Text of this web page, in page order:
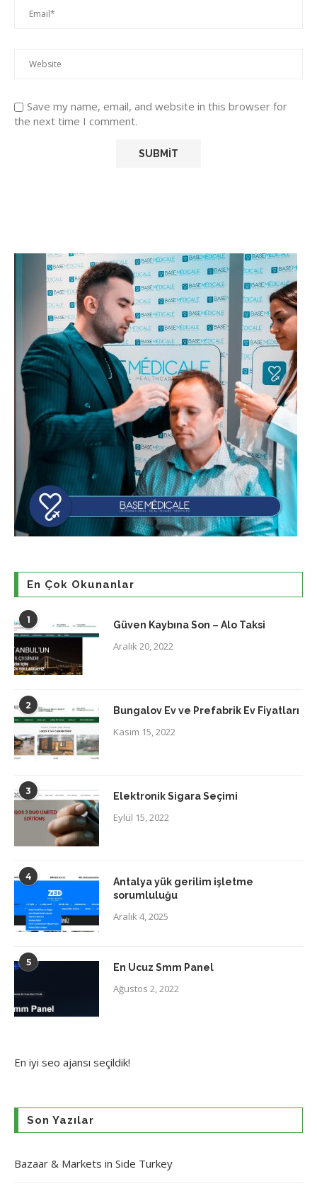
Save my name, email, and website in this browser for
the next time I comment.
En Çok Okunanlar
1 Güven Kaybına Son – Alo Taksi
Aralık 20, 2022
2 Bungalov Ev ve Prefabrik Ev Fiyatları
Kasım 15, 2022
3 Elektronik Sigara Seçimi
Eylül 15, 2022
4
Antalya yük gerilim işletme
sorumluluğu
Aralık 4, 2025
5 En Ucuz Smm Panel
Ağustos 2, 2022
En iyi seo ajansı seçildik!
Son Yazılar
Bazaar & Markets in Side Turkey